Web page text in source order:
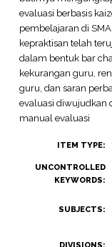
evaluasi berbasis
pembelajaran di
kepraktisan telah
dalam bentuk bar
kekurangan guru,
guru, dan saran
evaluasi diwujudkan
manual evaluasi
ITEM TYPE:
UNCONTROLLED
KEYWORDS:
SUBJECTS: